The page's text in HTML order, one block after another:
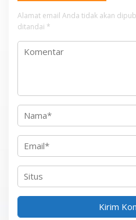
s
i
p
o
Alamat email Anda tidak akan
ditandai *